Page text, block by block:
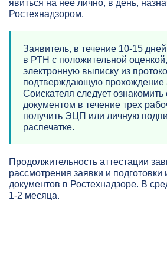
явиться на нее лично, в день,
Ростехнадзором.
Заявитель, в течение 10-15
в РТН с положительной
электронную выписку из
подтверждающую прохождение
Соискателя следует ознакомить
документом в течение трех
получить ЭЦП или личную
распечатке.
Продолжительность аттестации
рассмотрения заявки и подготовки
документов в Ростехнадзоре. В
1-2 месяца.